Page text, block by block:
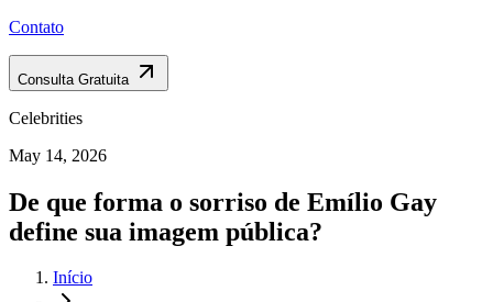
Contato
Consulta Gratuita
Celebrities
May 14, 2026
De que forma o sorriso de Emílio Gay
define sua imagem pública?
Início